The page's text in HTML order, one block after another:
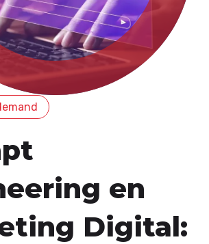
en
Digital: